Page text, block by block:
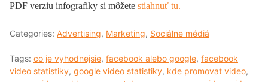
PDF verziu infografiky si môžete stiahnuť tu.
Categories: Advertising, Marketing, Sociálne médiá
Tags: co je vyhodnejsie, facebook alebo google, facebook
video statistiky, google video statistiky, kde promovat video,